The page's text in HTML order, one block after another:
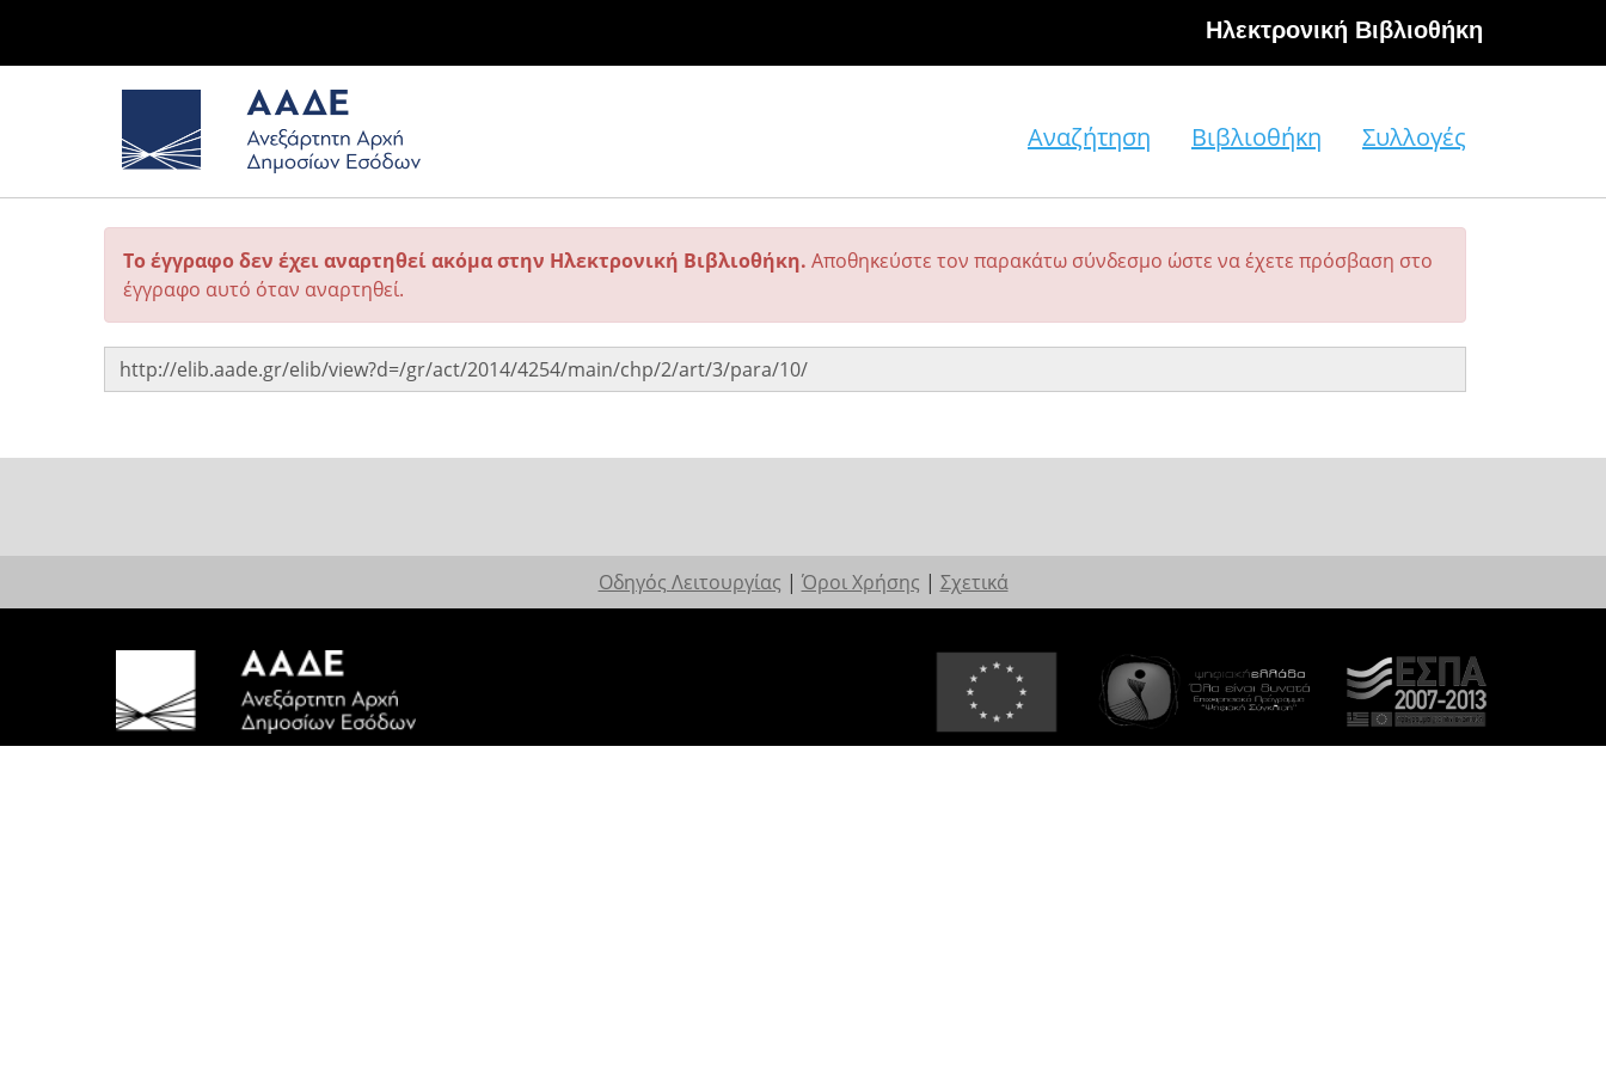
Hλεκτρονική Βιβλιοθήκη
Αναζήτηση Βιβλιοθήκη Συλλογές
Το έγγραφο δεν έχει αναρτηθεί ακόμα στην Ηλεκτρονική Βιβλιοθήκη. Αποθηκεύστε τον παρακάτω σύνδεσμο ώστε να έχετε πρόσβαση στο
έγγραφο αυτό όταν αναρτηθεί.
Οδηγός Λειτουργίας | Όροι Χρήσης | Σχετικά